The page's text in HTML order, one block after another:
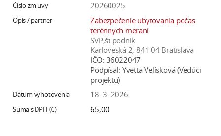
20260025
Zabezpečenie ubytovania počas
terénnych meraní
SVP,št.podnik
Karloveská 2, 841 04 Bratislava
IČO: 36022047
Podpísal: Yvetta Velísková (Vedúci
projektu)
18. 3. 2026
65,00